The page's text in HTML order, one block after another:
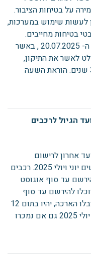
על בטיחות הציבור.
לעשות שימוש במערכות,
בטיחות מחייבים.
בהתאם להחלטת ועדת הכלכלה מתאריך ה- 20.07.2025 , באשר
תעבורה מס' 28 ו- 74 הוחלט לאשר את התיקון,
בשלב זה, כהוראת שעה לפרק זמן של 3 שנים. הוראת השעה
הגיול לרכבים
אחרון לרישום
בחודשיים לרכבים שמועד גיולם בחודשים יוני ויולי 2025. רכבים
עד סוף אוגוסט
להירשם עד סוף
ספטמבר מועד העלייה של הרכבים שקיבלו הארכה, יהיו בתום 12
חודשים ממועד הייצור קרי יוני 2025 או יולי 2025 גם אם נמכרו